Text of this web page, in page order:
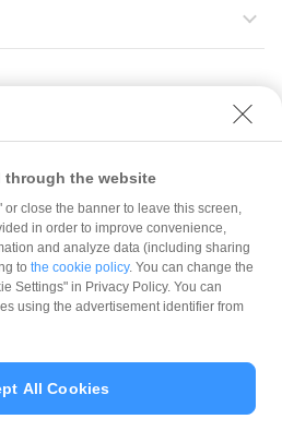
決済サービス
用料金（PayCAS決済サービス利用中の加盟
the website
or close the banner to leave this screen,
in order to improve convenience,
and analyze data (including sharing
to the cookie policy. You can change the
Settings" in Privacy Policy. You can
using the advertisement identifier from
All Cookies